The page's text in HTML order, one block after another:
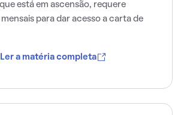
está em ascensão, requere
para dar acesso a carta de
Ler a matéria completa